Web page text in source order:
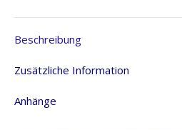
Menge
Beschreibung
Zusätzliche Information
Anhänge